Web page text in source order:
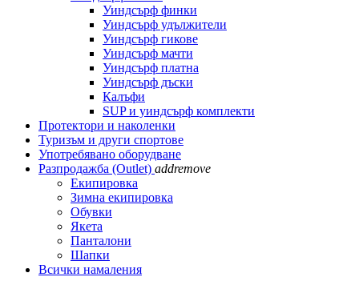
Уиндсърф финки
Уиндсърф удължители
Уиндсърф гикове
Уиндсърф мачти
Уиндсърф платна
Уиндсърф дъски
Калъфи
SUP и уиндсърф комплекти
Протектори и наколенки
Туризъм и други спортове
Употребявано оборудване
Разпродажба (Outlet) addremove
Екипировка
Зимна екипировка
Обувки
Якета
Панталони
Шапки
Всички намаления